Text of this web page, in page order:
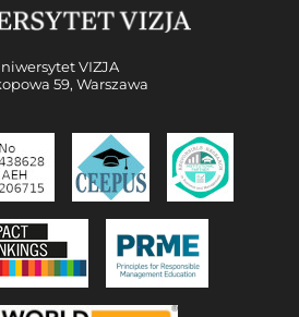
VIZJA
59, Warszawa